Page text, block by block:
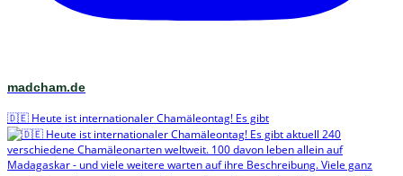
madcham.de
🇩🇪 Heute ist internationaler Chamäleontag! Es gibt